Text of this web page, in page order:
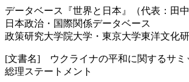
データベース『世界と日本』（代表：田中
日本政治・国際関係データベース
政策研究大学院大学・東京大学東洋文化
[文書名] ウクライナの平和に関するサミ
総理ステートメント